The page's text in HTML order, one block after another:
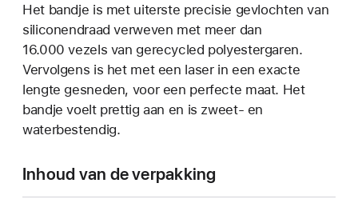
Het bandje is met uiterste precisie gevlochten van
siliconendraad verweven met meer dan
16.000 vezels van gerecycled polyestergaren.
Vervolgens is het met een laser in een exacte
lengte gesneden, voor een perfecte maat. Het
bandje voelt prettig aan en is zweet- en
waterbestendig.
Inhoud van de verpakking